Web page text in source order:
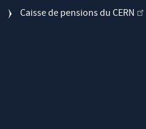
Caisse de pensions du CERN